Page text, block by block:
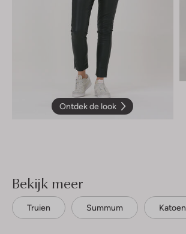
Ontdek de look
Bekijk meer
Truien Summum Katoen